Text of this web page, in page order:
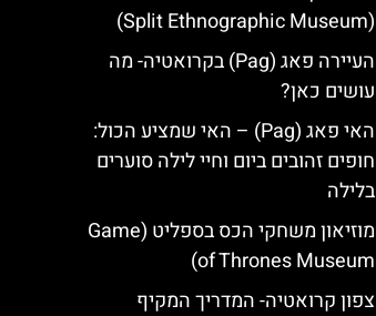
(Split Ethnographic Museum)
העיירה פאג (Pag) בקרואטיה- מה
עושים כאן?
האי פאג (Pag) – האי שמציע הכול:
חופים זהובים ביום וחיי לילה סוערים
בלילה
מוזיאון משחקי הכס בספליט (Game
of Thrones Museum)
צפון קרואטיה- המדריך המקיף